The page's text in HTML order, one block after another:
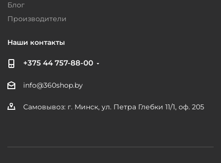
Блог
Производители
Наши контакты
+375 44 757-88-00
info@360shop.by
Самовывоз: г. Минск, ул. Петра Глебки 11/1, оф. 205